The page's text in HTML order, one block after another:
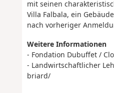
mit seinen
Villa Falbala, ein
nach vorheriger
Weitere Informationen
- Fondation Dubuffet /
- Landwirtschaftlicher
briard/